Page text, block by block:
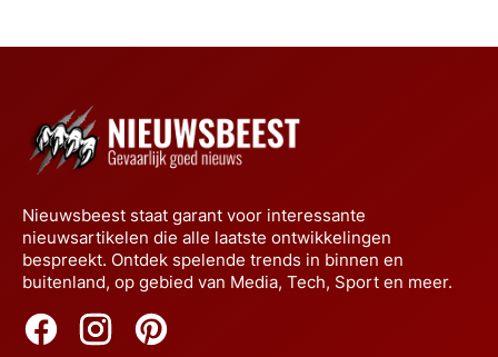
Nieuwsbeest staat garant voor interessante
nieuwsartikelen die alle laatste ontwikkelingen
bespreekt. Ontdek spelende trends in binnen en
buitenland, op gebied van Media, Tech, Sport en meer.